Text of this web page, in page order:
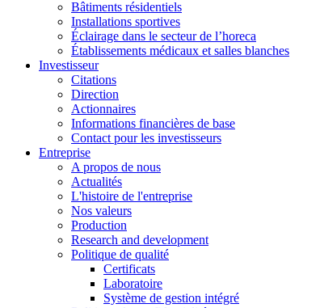
Bâtiments résidentiels
Installations sportives
Éclairage dans le secteur de l’horeca
Établissements médicaux et salles blanches
Investisseur
Citations
Direction
Actionnaires
Informations financières de base
Contact pour les investisseurs
Entreprise
A propos de nous
Actualités
L'histoire de l'entreprise
Nos valeurs
Production
Research and development
Politique de qualité
Certificats
Laboratoire
Système de gestion intégré